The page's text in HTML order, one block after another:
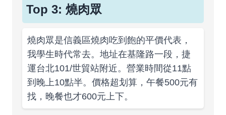
Top 3: 燒肉眾
燒肉眾是信義區燒肉吃到飽的平價代表，
我學生時代常去。地址在基隆路一段，捷
運台北101/世貿站附近。營業時間從11點
到晚上10點半。價格超划算，午餐500元有
找，晚餐也才600元上下。